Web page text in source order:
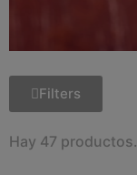
Filters
Hay 47 productos.